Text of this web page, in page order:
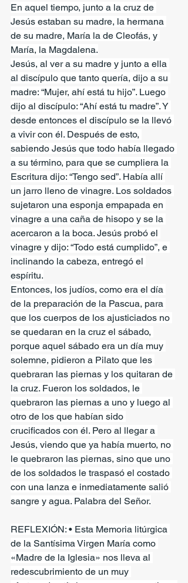
En aquel tiempo, junto a la cruz de
Jesús estaban su madre, la hermana
de su madre, María la de Cleofás, y
María, la Magdalena.
Jesús, al ver a su madre y junto a ella
al discípulo que tanto quería, dijo a su
madre: “Mujer, ahí está tu hijo”. Luego
dijo al discípulo: “Ahí está tu madre”. Y
desde entonces el discípulo se la llevó
a vivir con él. Después de esto,
sabiendo Jesús que todo había llegado
a su término, para que se cumpliera la
Escritura dijo: “Tengo sed”. Había allí
un jarro lleno de vinagre. Los soldados
sujetaron una esponja empapada en
vinagre a una caña de hisopo y se la
acercaron a la boca. Jesús probó el
vinagre y dijo: “Todo está cumplido”, e
inclinando la cabeza, entregó el
espíritu.
Entonces, los judíos, como era el día
de la preparación de la Pascua, para
que los cuerpos de los ajusticiados no
se quedaran en la cruz el sábado,
porque aquel sábado era un día muy
solemne, pidieron a Pilato que les
quebraran las piernas y los quitaran de
la cruz. Fueron los soldados, le
quebraron las piernas a uno y luego al
otro de los que habían sido
crucificados con él. Pero al llegar a
Jesús, viendo que ya había muerto, no
le quebraron las piernas, sino que uno
de los soldados le traspasó el costado
con una lanza e inmediatamente salió
sangre y agua. Palabra del Señor.
REFLEXIÓN: • Esta Memoria litúrgica
de la Santísima Virgen María como
«Madre de la Iglesia» nos lleva al
redescubrimiento de un muy